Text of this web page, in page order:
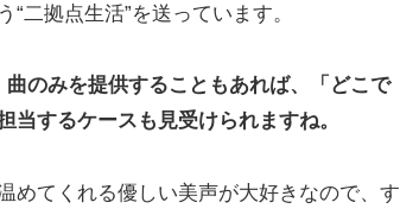
二拠点生活”を送っています。
のみを提供することもあれば、「どこで
当するケースも見受けられますね。
めてくれる優しい美声が大好きなので、す